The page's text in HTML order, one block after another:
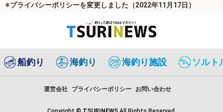
※プライバシーポリシーを変更しました（2022年11月17日）
船釣り 海釣り 海釣り施設 ソルト
運営会社 プライバシーポリシー お問い合わせ